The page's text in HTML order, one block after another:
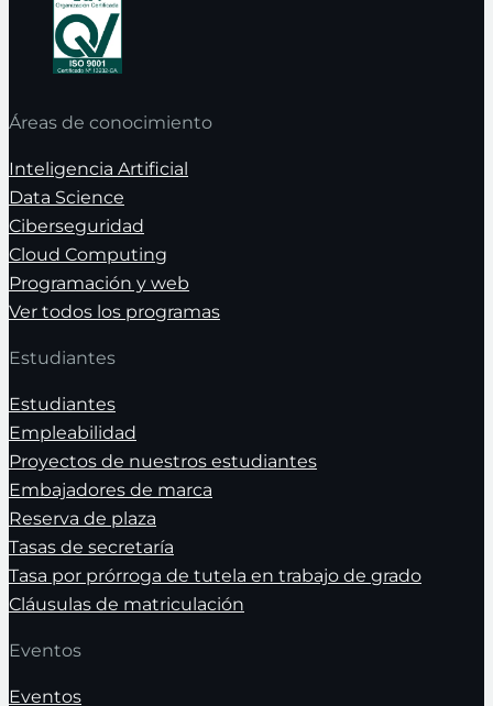
Áreas de conocimiento
Inteligencia Artificial
Data Science
Ciberseguridad
Cloud Computing
Programación y web
Ver todos los programas
Estudiantes
Estudiantes
Empleabilidad
Proyectos de nuestros estudiantes
Embajadores de marca
Reserva de plaza
Tasas de secretaría
Tasa por prórroga de tutela en trabajo de grado
Cláusulas de matriculación
Eventos
Eventos